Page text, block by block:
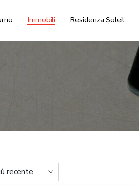
Immobili Residenza Soleil